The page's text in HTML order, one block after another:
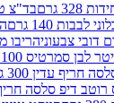
בד"צ טורינו חלב 320ג'
הריבו
גרם
ריטר
גרם
דוריטוס
300 גרם